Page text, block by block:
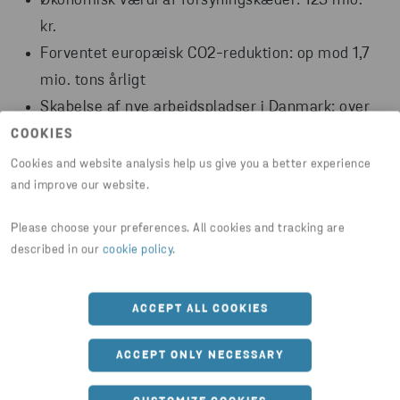
COOKIES
Cookies and website analysis help us give you a better experience
and improve our website.
Please choose your preferences. All cookies and tracking are
described in our cookie policy.
ACCEPT ALL COOKIES
ACCEPT ONLY NECESSARY
kr.
Forventet europæisk CO2-reduktion: op mod 1,7
mio. tons årligt
Skabelse af nye arbejdspladser i Danmark: over
100
VIL DU VIDE MERE?
Communications Manager
Cecilie Forsberg Thygesen
SEND E-MAIL
PARTNERSKABET BESTÅR AF:
Teknologisk Institut (projektlead), Semler Gruppen,
Ørbæk Autogenbrug, Hammershøj Autoophug,